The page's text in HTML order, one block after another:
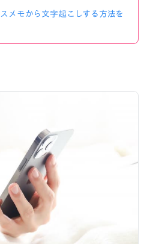
メモから文字起こしする方法を